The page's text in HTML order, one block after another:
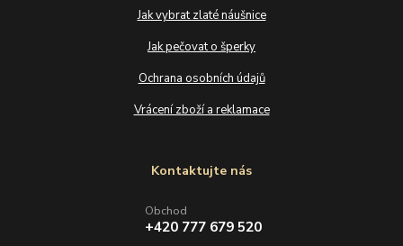
Jak vybrat zlaté náušnice
Jak pečovat o šperky
Ochrana osobních údajů
Vrácení zboží a reklamace
Kontaktujte nás
Obchod
+420 777 679 520